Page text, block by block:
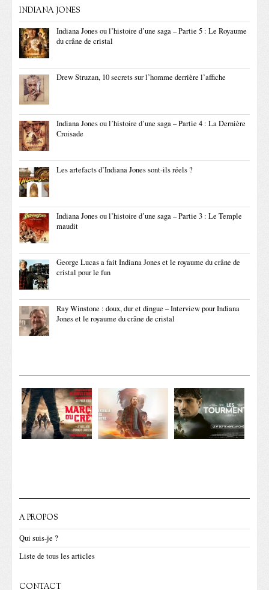
INDIANA JONES
Indiana Jones ou l’histoire d’une saga – Partie 5 : Le Royaume
du crâne de cristal
Drew Struzan, 10 secrets sur l’homme derrière l’affiche
Indiana Jones ou l’histoire d’une saga – Partie 4 : La Dernière
Croisade
Les artefacts d’Indiana Jones sont-ils réels ?
Indiana Jones ou l’histoire d’une saga – Partie 3 : Le Temple
maudit
George Lucas a fait Indiana Jones et le royaume du crâne de
cristal pour le fun
Ray Winstone : doux, dur et dingue – Interview pour Indiana
Jones et le royaume du crâne de cristal
A PROPOS
Qui suis-je ?
Liste de tous les articles
CONTACT